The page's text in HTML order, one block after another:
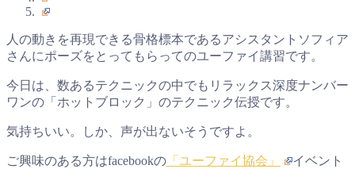
人の動きを再現できる骨格標本であるアシスタントソフィア
さんにポーズをとってもらってのユーファイ講習です。
今日は、数あるテクニックの中でもリラックス深度ナンバー
ワンの「ホットブロック」のテクニック伝授です。
気持ちいい。しか、声が出ないそうですよ。
ご興味のある方はfacebookの 「ユーファイ協会」
イベント